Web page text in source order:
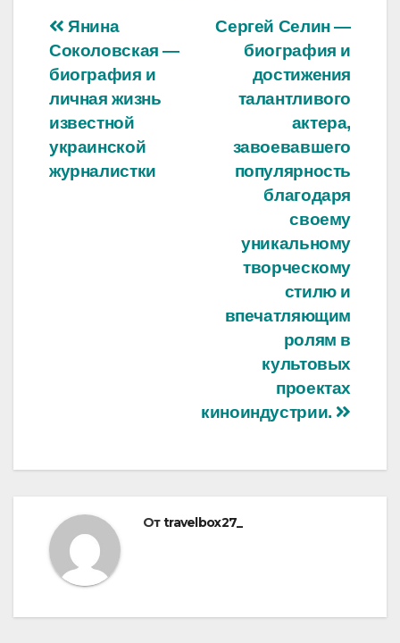
Навигация
по
записям
Сергей Селин —
биография и
достижения
талантливого
актера,
завоевавшего
популярность
благодаря
своему
уникальному
творческому
стилю и
впечатляющим
ролям в
культовых
проектах
киноиндустрии.
Янина
Соколовская —
биография и
личная жизнь
известной
украинской
журналистки
Отtravelbox27_